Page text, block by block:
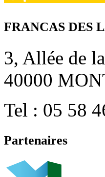
FRANCAS DES
3, Allée de
40000
Tel : 05 58
Partenaires